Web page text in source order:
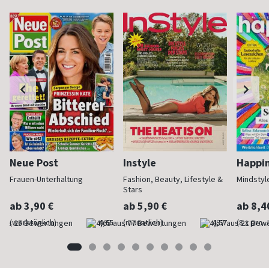
Neue Post
Frauen-Unterhaltung
ab 3,90 €
(werktäglich) 4,65
Instyle
Fashion, Beauty, Lifestyle &
Stars
ab 5,90 €
(monatlich) 4,57
ab
(8 x pro